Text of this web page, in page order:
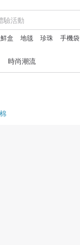
盒 地毯 珍珠 手機袋
時尚潮流
棉